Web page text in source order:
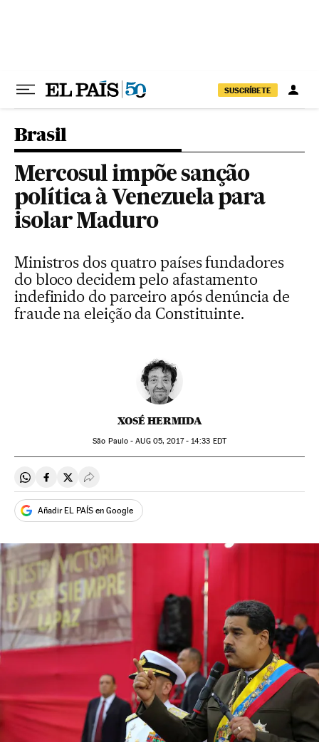
SUSCRÍBETE
Brasil
Mercosul impõe sanção
política à Venezuela para
isolar Maduro
Ministros dos quatro países fundadores
do bloco decidem pelo afastamento
indefinido do parceiro após denúncia de
fraude na eleição da Constituinte.
XOSÉ HERMIDA
São Paulo -AUG05, 2017 - 14:33 EDT
Compartir en Whatsapp
Compartir en Facebook
Compartir en Twitter
Desplegar Redes Sociales
Añadir EL PAÍS en Google